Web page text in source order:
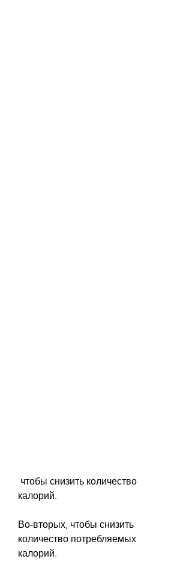
калорий.
Во-вторых, чтобы снизить
количество потребляемых
калорий.